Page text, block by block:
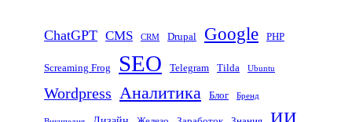
ChatGPT CMS CRM Drupal Google PHP
Screaming Frog SEO Telegram Tilda Ubuntu
Wordpress Аналитика Блог Бренд